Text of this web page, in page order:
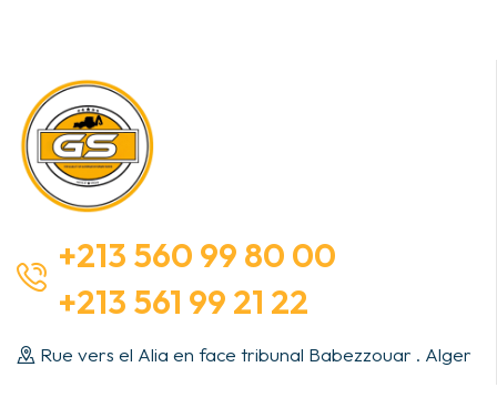
+213 560 99 80 00
+213 561 99 21 22
Rue vers el Alia en face tribunal Babezzouar . Alger